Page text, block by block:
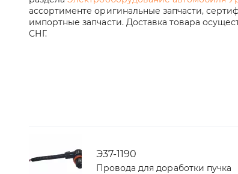
ассортименте оригинальные запчасти,
импортные запчасти. Доставка товара
СНГ.
Э37-1190
Провода для доработки пучка